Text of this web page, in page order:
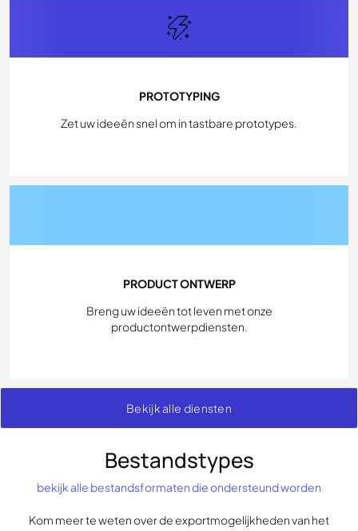
PROTOTYPING
Zet uw ideeën snel om in tastbare prototypes.
PRODUCT ONTWERP
Breng uw ideeën tot leven met onze
productontwerpdiensten.
Bekijk alle diensten
Bestandstypes
bekijk alle bestandsformaten die ondersteund worden
Kom meer te weten over de exportmogelijkheden van het